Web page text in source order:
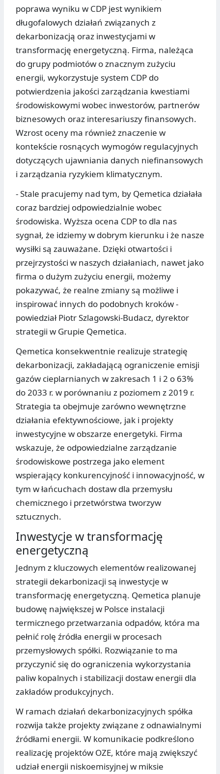
poprawa wyniku w CDP jest wynikiem
długofalowych działań związanych z
dekarbonizacją oraz inwestycjami w
transformację energetyczną. Firma, należąca
do grupy podmiotów o znacznym zużyciu
energii, wykorzystuje system CDP do
potwierdzenia jakości zarządzania kwestiami
środowiskowymi wobec inwestorów, partnerów
biznesowych oraz interesariuszy finansowych.
Wzrost oceny ma również znaczenie w
kontekście rosnących wymogów regulacyjnych
dotyczących ujawniania danych niefinansowych
i zarządzania ryzykiem klimatycznym.
- Stale pracujemy nad tym, by Qemetica działała
coraz bardziej odpowiedzialnie wobec
środowiska. Wyższa ocena CDP to dla nas
sygnał, że idziemy w dobrym kierunku i że nasze
wysiłki są zauważane. Dzięki otwartości i
przejrzystości w naszych działaniach, nawet jako
firma o dużym zużyciu energii, możemy
pokazywać, że realne zmiany są możliwe i
inspirować innych do podobnych kroków -
powiedział Piotr Szlagowski-Budacz, dyrektor
strategii w Grupie Qemetica.
Qemetica konsekwentnie realizuje strategię
dekarbonizacji, zakładającą ograniczenie emisji
gazów cieplarnianych w zakresach 1 i 2 o 63%
do 2033 r. w porównaniu z poziomem z 2019 r.
Strategia ta obejmuje zarówno wewnętrzne
działania efektywnościowe, jak i projekty
inwestycyjne w obszarze energetyki. Firma
wskazuje, że odpowiedzialne zarządzanie
środowiskowe postrzega jako element
wspierający konkurencyjność i innowacyjność, w
tym w łańcuchach dostaw dla przemysłu
chemicznego i przetwórstwa tworzyw
sztucznych.
Inwestycje w transformację
energetyczną
Jednym z kluczowych elementów realizowanej
strategii dekarbonizacji są inwestycje w
transformację energetyczną. Qemetica planuje
budowę największej w Polsce instalacji
termicznego przetwarzania odpadów, która ma
pełnić rolę źródła energii w procesach
przemysłowych spółki. Rozwiązanie to ma
przyczynić się do ograniczenia wykorzystania
paliw kopalnych i stabilizacji dostaw energii dla
zakładów produkcyjnych.
W ramach działań dekarbonizacyjnych spółka
rozwija także projekty związane z odnawialnymi
źródłami energii. W komunikacie podkreślono
realizację projektów OZE, które mają zwiększyć
udział energii niskoemisyjnej w miksie